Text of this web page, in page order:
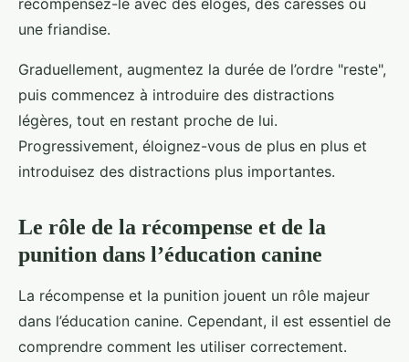
une friandise.
Graduellement, augmentez la durée de l’ordre "reste",
puis commencez à introduire des distractions
légères, tout en restant proche de lui.
Progressivement, éloignez-vous de plus en plus et
introduisez des distractions plus importantes.
Le rôle de la récompense et de la
punition dans l’éducation canine
La récompense et la punition jouent un rôle majeur
dans l’éducation canine. Cependant, il est essentiel de
comprendre comment les utiliser correctement.